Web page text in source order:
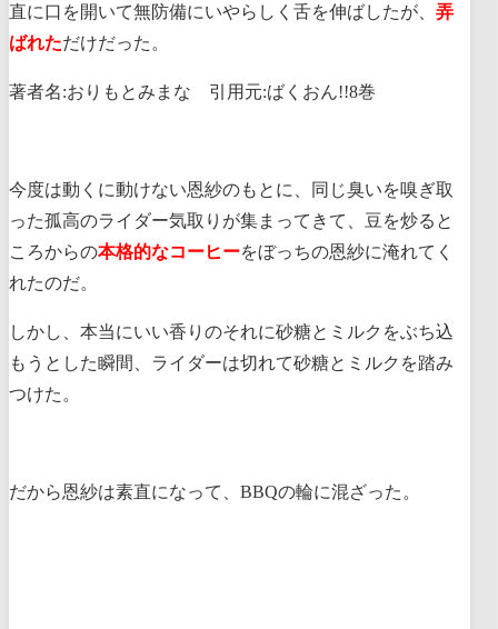
直に口を開いて無防備にいやらしく舌を伸ばしたが、 弄
ばれただけだった。
著者名:おりもとみまな 引用元:ばくおん!!8巻
今度は動くに動けない恩紗のもとに、同じ臭いを嗅ぎ取
った孤高のライダー気取りが集まってきて、豆を炒ると
ころからの本格的なコーヒーをぼっちの恩紗に淹れてく
れたのだ。
しかし、本当にいい香りのそれに砂糖とミルクをぶち込
もうとした瞬間、ライダーは切れて砂糖とミルクを踏み
つけた。
だから恩紗は素直になって、BBQの輪に混ざった。